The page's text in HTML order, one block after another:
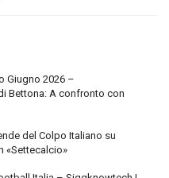
Giugno 2026 –
Bettona: A confronto con
del Colpo Italiano su
«Settecalcio»